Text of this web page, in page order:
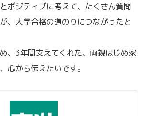
ポジティブに考えて、たくさん質問
、大学合格の道のりにつながったと
、3年間支えてくれた、両親はじめ家
心から伝えたいです。